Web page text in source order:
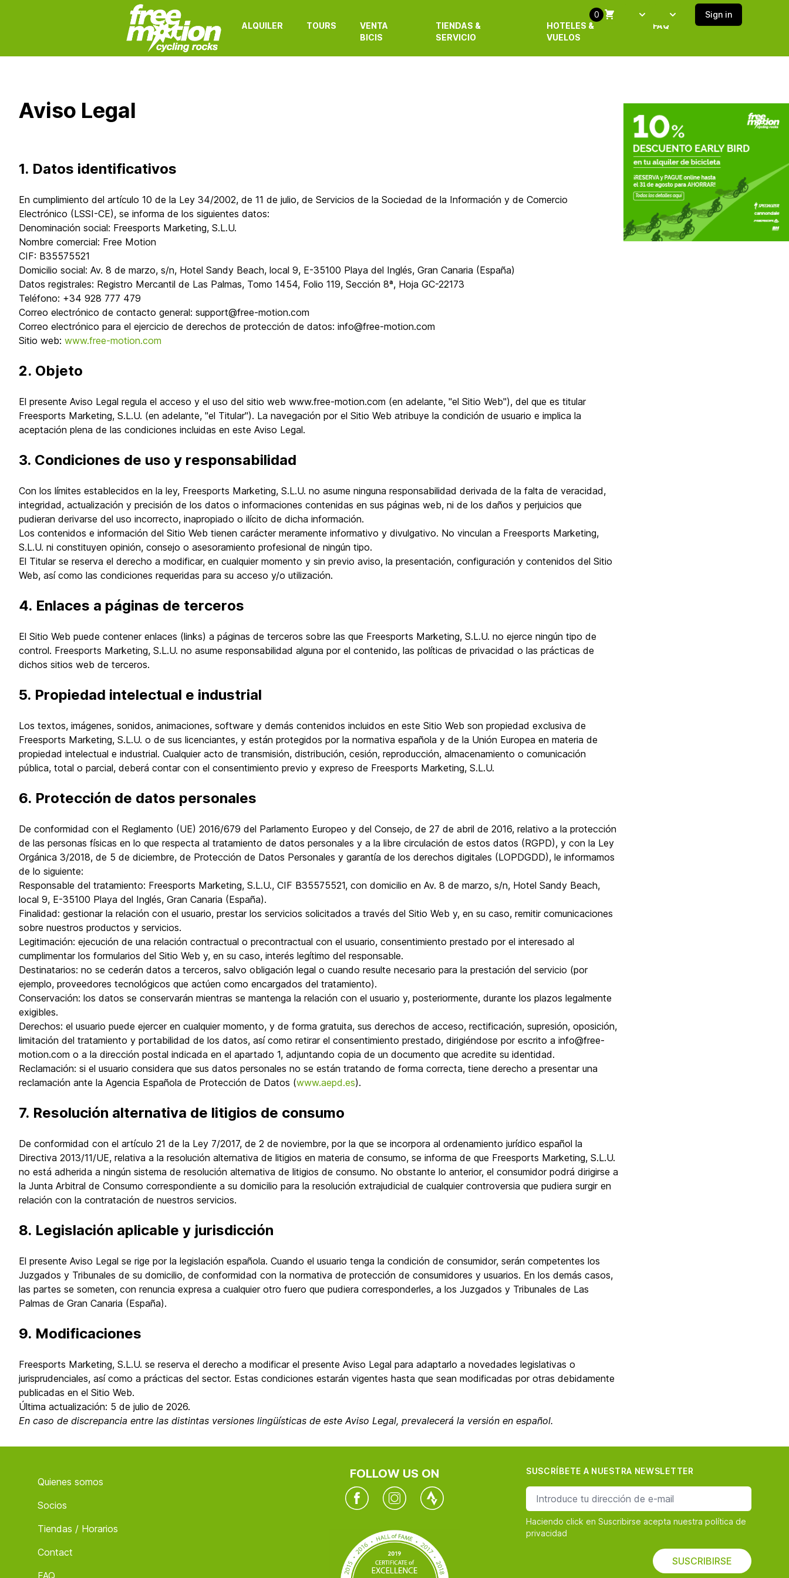
ALQUILER TOURS
VENTA
BICIS
TIENDAS &
SERVICIO
HOTELES &
VUELOS
FAQ
0
Select languageSELECT ISLAND
Sign in
Aviso Legal
1. Datos identificativos
En cumplimiento del artículo 10 de la Ley 34/2002, de 11 de julio, de Servicios de la Sociedad de la Información y de Comercio
Electrónico (LSSI-CE), se informa de los siguientes datos:
Denominación social: Freesports Marketing, S.L.U.
Nombre comercial: Free Motion
CIF: B35575521
Domicilio social: Av. 8 de marzo, s/n, Hotel Sandy Beach, local 9, E-35100 Playa del Inglés, Gran Canaria (España)
Datos registrales: Registro Mercantil de Las Palmas, Tomo 1454, Folio 119, Sección 8ª, Hoja GC-22173
Teléfono: +34 928 777 479
Correo electrónico de contacto general: support@free-motion.com
Correo electrónico para el ejercicio de derechos de protección de datos: info@free-motion.com
Sitio web: www.free-motion.com
2. Objeto
El presente Aviso Legal regula el acceso y el uso del sitio web www.free-motion.com (en adelante, "el Sitio Web"), del que es titular
Freesports Marketing, S.L.U. (en adelante, "el Titular"). La navegación por el Sitio Web atribuye la condición de usuario e implica la
aceptación plena de las condiciones incluidas en este Aviso Legal.
3. Condiciones de uso y responsabilidad
Con los límites establecidos en la ley, Freesports Marketing, S.L.U. no asume ninguna responsabilidad derivada de la falta de veracidad,
integridad, actualización y precisión de los datos o informaciones contenidas en sus páginas web, ni de los daños y perjuicios que
pudieran derivarse del uso incorrecto, inapropiado o ilícito de dicha información.
Los contenidos e información del Sitio Web tienen carácter meramente informativo y divulgativo. No vinculan a Freesports Marketing,
S.L.U. ni constituyen opinión, consejo o asesoramiento profesional de ningún tipo.
El Titular se reserva el derecho a modificar, en cualquier momento y sin previo aviso, la presentación, configuración y contenidos del Sitio
Web, así como las condiciones requeridas para su acceso y/o utilización.
4. Enlaces a páginas de terceros
El Sitio Web puede contener enlaces (links) a páginas de terceros sobre las que Freesports Marketing, S.L.U. no ejerce ningún tipo de
control. Freesports Marketing, S.L.U. no asume responsabilidad alguna por el contenido, las políticas de privacidad o las prácticas de
dichos sitios web de terceros.
5. Propiedad intelectual e industrial
Los textos, imágenes, sonidos, animaciones, software y demás contenidos incluidos en este Sitio Web son propiedad exclusiva de
Freesports Marketing, S.L.U. o de sus licenciantes, y están protegidos por la normativa española y de la Unión Europea en materia de
propiedad intelectual e industrial. Cualquier acto de transmisión, distribución, cesión, reproducción, almacenamiento o comunicación
pública, total o parcial, deberá contar con el consentimiento previo y expreso de Freesports Marketing, S.L.U.
6. Protección de datos personales
De conformidad con el Reglamento (UE) 2016/679 del Parlamento Europeo y del Consejo, de 27 de abril de 2016, relativo a la protección
de las personas físicas en lo que respecta al tratamiento de datos personales y a la libre circulación de estos datos (RGPD), y con la Ley
Orgánica 3/2018, de 5 de diciembre, de Protección de Datos Personales y garantía de los derechos digitales (LOPDGDD), le informamos
de lo siguiente:
Responsable del tratamiento: Freesports Marketing, S.L.U., CIF B35575521, con domicilio en Av. 8 de marzo, s/n, Hotel Sandy Beach,
local 9, E-35100 Playa del Inglés, Gran Canaria (España).
Finalidad: gestionar la relación con el usuario, prestar los servicios solicitados a través del Sitio Web y, en su caso, remitir comunicaciones
sobre nuestros productos y servicios.
Legitimación: ejecución de una relación contractual o precontractual con el usuario, consentimiento prestado por el interesado al
cumplimentar los formularios del Sitio Web y, en su caso, interés legítimo del responsable.
Destinatarios: no se cederán datos a terceros, salvo obligación legal o cuando resulte necesario para la prestación del servicio (por
ejemplo, proveedores tecnológicos que actúen como encargados del tratamiento).
Conservación: los datos se conservarán mientras se mantenga la relación con el usuario y, posteriormente, durante los plazos legalmente
exigibles.
Derechos: el usuario puede ejercer en cualquier momento, y de forma gratuita, sus derechos de acceso, rectificación, supresión, oposición,
limitación del tratamiento y portabilidad de los datos, así como retirar el consentimiento prestado, dirigiéndose por escrito a info@free-
motion.com o a la dirección postal indicada en el apartado 1, adjuntando copia de un documento que acredite su identidad.
Reclamación: si el usuario considera que sus datos personales no se están tratando de forma correcta, tiene derecho a presentar una
reclamación ante la Agencia Española de Protección de Datos (www.aepd.es).
7. Resolución alternativa de litigios de consumo
De conformidad con el artículo 21 de la Ley 7/2017, de 2 de noviembre, por la que se incorpora al ordenamiento jurídico español la
Directiva 2013/11/UE, relativa a la resolución alternativa de litigios en materia de consumo, se informa de que Freesports Marketing, S.L.U.
no está adherida a ningún sistema de resolución alternativa de litigios de consumo. No obstante lo anterior, el consumidor podrá dirigirse a
la Junta Arbitral de Consumo correspondiente a su domicilio para la resolución extrajudicial de cualquier controversia que pudiera surgir en
relación con la contratación de nuestros servicios.
8. Legislación aplicable y jurisdicción
El presente Aviso Legal se rige por la legislación española. Cuando el usuario tenga la condición de consumidor, serán competentes los
Juzgados y Tribunales de su domicilio, de conformidad con la normativa de protección de consumidores y usuarios. En los demás casos,
las partes se someten, con renuncia expresa a cualquier otro fuero que pudiera corresponderles, a los Juzgados y Tribunales de Las
Palmas de Gran Canaria (España).
9. Modificaciones
Freesports Marketing, S.L.U. se reserva el derecho a modificar el presente Aviso Legal para adaptarlo a novedades legislativas o
jurisprudenciales, así como a prácticas del sector. Estas condiciones estarán vigentes hasta que sean modificadas por otras debidamente
publicadas en el Sitio Web.
Última actualización: 5 de julio de 2026.
En caso de discrepancia entre las distintas versiones lingüísticas de este Aviso Legal, prevalecerá la versión en español.
Quienes somos
Socios
Tiendas / Horarios
Contact
FAQ
FOLLOW US ON
FacebookInstagramTwitter
SUSCRÍBETE A NUESTRA NEWSLETTER
dirección de correo
Haciendo click en Suscribirse acepta nuestra política de
privacidad
SUSCRIBIRSE